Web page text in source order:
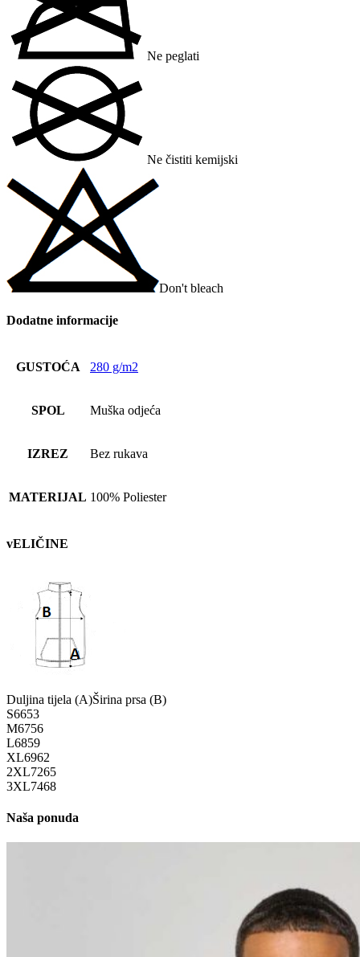
Ne peglati
Ne čistiti kemijski
Don't bleach
Dodatne informacije
GUSTOĆA 280 g/m2
SPOL Muška odjeća
IZREZ Bez rukava
MATERIJAL 100% Poliester
vELIČINE
Duljina tijela (A)Širina prsa (B)
S6653
M6756
L6859
XL6962
2XL7265
3XL7468
Naša ponuda